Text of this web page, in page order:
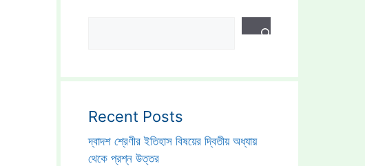
Recent Posts
দ্বাদশ শ্রেণীর ইতিহাস বিষয়ের দ্বিতীয় অধ্যায়
থেকে প্রশ্ন উত্তর